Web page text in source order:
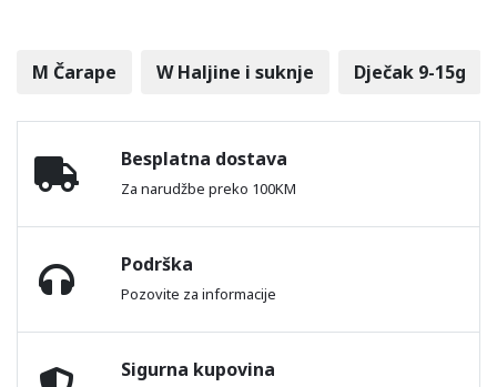
M Čarape W Haljine i suknje Dječak 9-15g
Besplatna dostava
Za narudžbe preko 100KM
Podrška
Pozovite za informacije
Sigurna kupovina